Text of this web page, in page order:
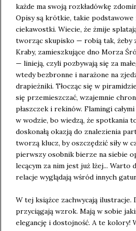
każde ma swoją rozkładówkę
Opisy są krótkie, takie
ciekawostki. Wiecie, że żmije
tworząc skupisko — robią tak, żeby
Kraby, zamieszkujące dno Morza
— linieją, czyli pozbywają się za
wtedy bezbronne i narażone na
drapieżniki. Tłocząc się w
się przemieszczać, wzajemnie
płaszczek i rekinów. Flamingi
w wodzie, bo wiedzą, że spotkania
doskonałą okazją do znalezienia
tworzą klucz, by oszczędzić siły w
pierwszy osobnik bierze na siebie
lecącym za nim jest już lżej... Warto
relacje wyglądają wśród innych
W tej książce zachwycają ilustracje.
przyciągają wzrok. Mają w sobie
elegancję i dostojność. A te kolory!